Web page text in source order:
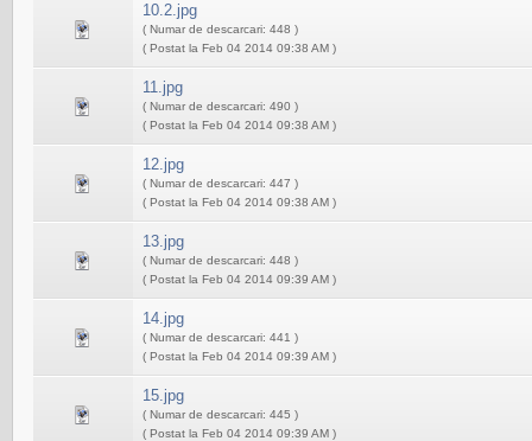
10.2.jpg
( Numar de descarcari: 448 )
( Postat la Feb 04 2014 09:38 AM )
11.jpg
( Numar de descarcari: 490 )
( Postat la Feb 04 2014 09:38 AM )
12.jpg
( Numar de descarcari: 447 )
( Postat la Feb 04 2014 09:38 AM )
13.jpg
( Numar de descarcari: 448 )
( Postat la Feb 04 2014 09:39 AM )
14.jpg
( Numar de descarcari: 441 )
( Postat la Feb 04 2014 09:39 AM )
15.jpg
( Numar de descarcari: 445 )
( Postat la Feb 04 2014 09:39 AM )